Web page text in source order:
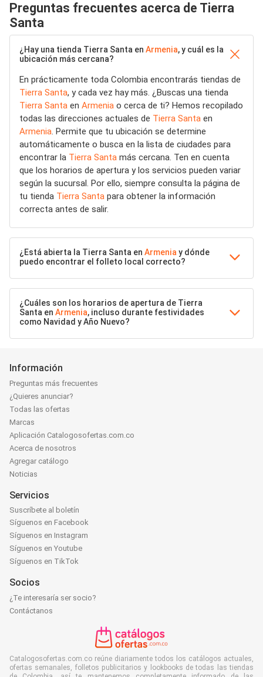
Preguntas frecuentes acerca de Tierra
Santa
¿Hay una tienda Tierra Santa en Armenia, y cuál es la
ubicación más cercana?
En prácticamente toda Colombia encontrarás tiendas de
Tierra Santa, y cada vez hay más. ¿Buscas una tienda
Tierra Santa en Armenia o cerca de ti? Hemos recopilado
todas las direcciones actuales de Tierra Santa en
Armenia. Permite que tu ubicación se determine
automáticamente o busca en la lista de ciudades para
encontrar la Tierra Santa más cercana. Ten en cuenta
que los horarios de apertura y los servicios pueden variar
según la sucursal. Por ello, siempre consulta la página de
tu tienda Tierra Santa para obtener la información
correcta antes de salir.
¿Está abierta la Tierra Santa en Armenia y dónde
puedo encontrar el folleto local correcto?
¿Cuáles son los horarios de apertura de Tierra
Santa en Armenia, incluso durante festividades
como Navidad y Año Nuevo?
Información
Preguntas más frecuentes
¿Quieres anunciar?
Todas las ofertas
Marcas
Aplicación Catalogosofertas.com.co
Acerca de nosotros
Agregar catálogo
Noticias
Servicios
Suscríbete al boletín
Síguenos en Facebook
Síguenos en Instagram
Síguenos en Youtube
Síguenos en TikTok
Socios
¿Te interesaría ser socio?
Contáctanos
Catalogosofertas.com.co reúne diariamente todos los catálogos actuales,
ofertas semanales, folletos publicitarios y lookbooks de todas las tiendas